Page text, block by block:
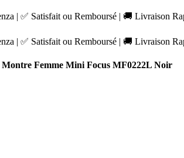
| ✅ Satisfait ou Remboursé | 🚚 Livraison
| ✅ Satisfait ou Remboursé | 🚚 Livraison
Montre Femme Mini Focus MF0222L Noir